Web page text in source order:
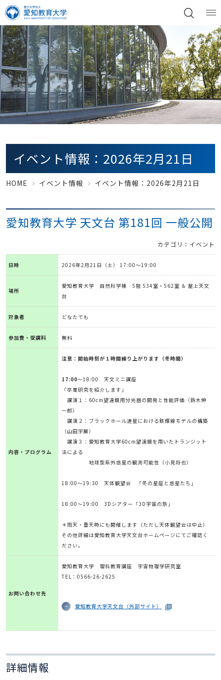
イベント情報：2026年2月21日
HOME イベント情報 イベント情報：2026年2月21日
愛知教育大学 天文台 第181回 一般公開
カテゴリ：イベント
日時 2026年2月21日（土） 17:00～19:00
場所
愛知教育大学 自然科学棟 5階 534室・562室 ＆ 屋上天文
台
対象者 どなたでも
参加費・受講料 無料
内容・プログラム
注意：開始時刻が１時間繰り上がります（冬時間）
17:00～18:00 天文ミニ講座
「卒業研究を紹介します」
講演１：60cm望遠鏡用分光器の開発と性能評価（鈴木伸
一郎）
講演２：ブラックホール連星における鉄輝線モデルの構築
（山田宇展）
講演３：愛知教育大学60cm望遠鏡を用いたトランジット
法による
地球型系外惑星の観測可能性（小見将也）
18:00～19:30 天体観望会 「冬の星座と惑星たち」
18:00～19:00 3Dシアター「3D宇宙の旅」
＊雨天・曇天時にも開催します（ただし天体観望会は中止）
その他詳細は愛知教育大学天文台ホームページにてご確認く
ださい。
お問い合わせ先
愛知教育大学 理科教育講座 宇宙物理学研究室
TEL：0566-26-2625
愛知教育大学天文台（外部サイト）
詳細情報